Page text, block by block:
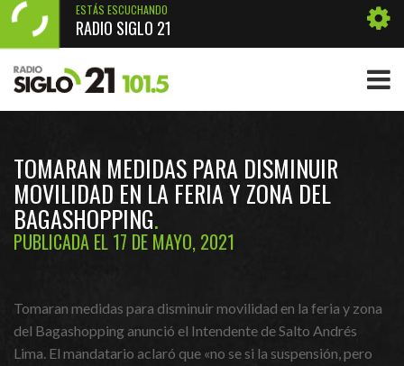
ESTÁS ESCUCHANDO
RADIO SIGLO 21
TOMARAN MEDIDAS PARA DISMINUIR
MOVILIDAD EN LA FERIA Y ZONA DEL
BAGASHOPPING
PUBLICADA EL 17 DE MAYO, 2021
Tomaran medidas para disminuir movilidad en la feria y zona
del Bagashopping anunció el Intendente de Salto Andrés
Lima. El mandatario aclaró que «no se si la suspensión, pero